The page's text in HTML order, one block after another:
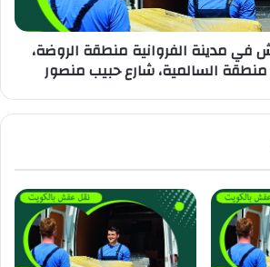
مدينة الفروانية منطقة الروضة،
السالمية، شارع حبيب منصور